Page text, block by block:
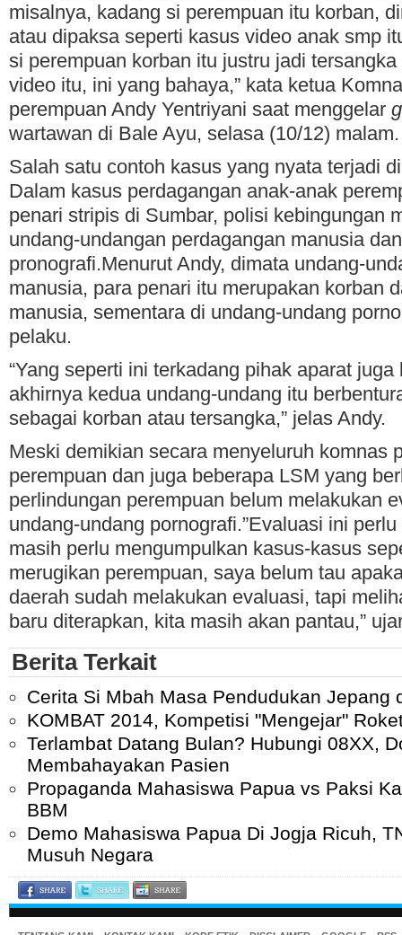
misalnya, kadang si perempuan itu korban,
atau dipaksa seperti kasus video anak smp
si perempuan korban itu justru jadi
video itu, ini yang bahaya,” kata ketua
perempuan Andy Yentriyani saat menggelar
wartawan di Bale Ayu, selasa (10/12) malam.
Salah satu contoh kasus yang nyata terjadi
Dalam kasus perdagangan anak-anak
penari stripis di Sumbar, polisi kebingungan
undang-undangan perdagangan manusia
pronografi.Menurut Andy, dimata undang-
manusia, para penari itu merupakan korban
manusia, sementara di undang-undang
pelaku.
“Yang seperti ini terkadang pihak aparat juga
akhirnya kedua undang-undang itu
sebagai korban atau tersangka,” jelas Andy.
Meski demikian secara menyeluruh komnas
perempuan dan juga beberapa LSM yang
perlindungan perempuan belum melakukan
undang-undang pornografi.”Evaluasi ini
masih perlu mengumpulkan kasus-kasus
merugikan perempuan, saya belum tau
daerah sudah melakukan evaluasi, tapi
baru diterapkan, kita masih akan pantau,”
Berita Terkait
Cerita Si Mbah Masa Pendudukan Jepang
KOMBAT 2014, Kompetisi "Mengejar"
Terlambat Datang Bulan? Hubungi 08XX,
Membahayakan Pasien
Propaganda Mahasiswa Papua vs Paksi
BBM
Demo Mahasiswa Papua Di Jogja Ricuh,
Musuh Negara